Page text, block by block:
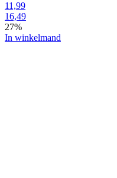
11,99
16,49
27%
In winkelmand